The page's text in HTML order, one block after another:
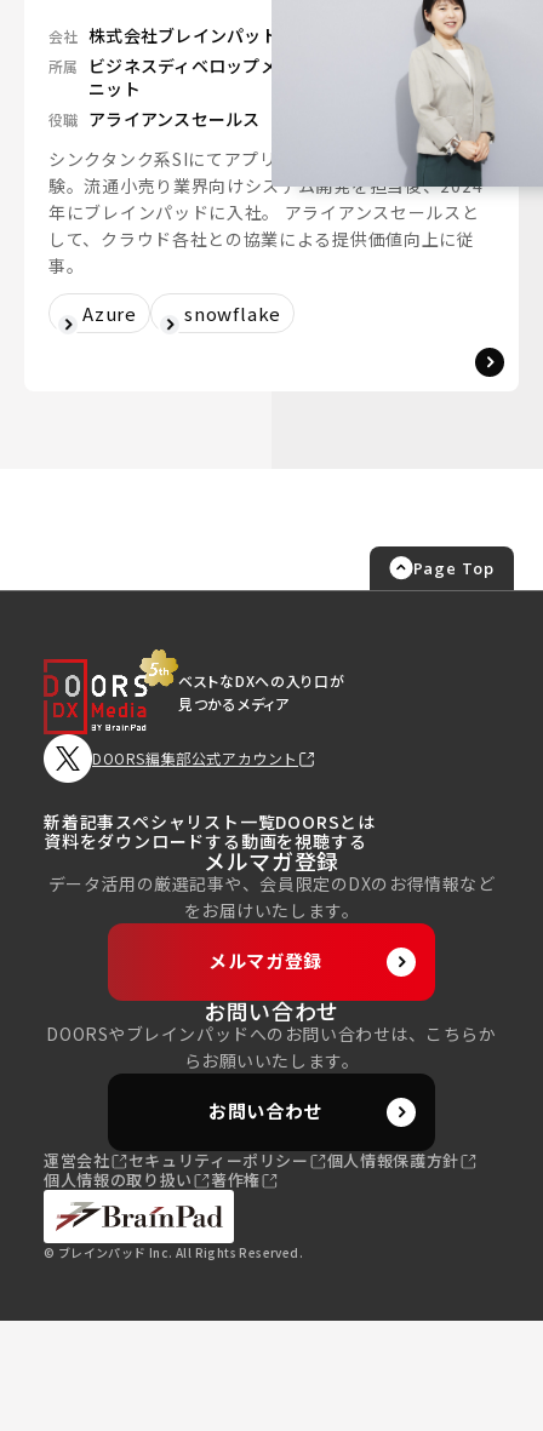
会社 株式会社ブレインパッド
所属
ビジネスディベロップメント＆イネーブルメントユ
ニット
役職 アライアンスセールス
シンクタンク系SIにてアプリケーションエンジニアを経
験。流通小売り業界向けシステム開発を担当後、2024
年にブレインパッドに入社。 アライアンスセールスと
して、クラウド各社との協業による提供価値向上に従
事。
Azure snowflake
Page Top
ベストなDXへの入り口が
見つかるメディア
DOORS編集部公式アカウント
新着記事 スペシャリスト一覧DOORSとは
資料をダウンロードする 動画を視聴する
メルマガ登録
データ活用の厳選記事や、会員限定のDXのお得情報など
をお届けいたします。
メルマガ登録
お問い合わせ
DOORSやブレインパッドへのお問い合わせは、こちらか
らお願いいたします。
お問い合わせ
運営会社 セキュリティーポリシー
個人情報保護方針
個人情報の取り扱い
著作権
© ブレインパッド Inc. All Rights Reserved.